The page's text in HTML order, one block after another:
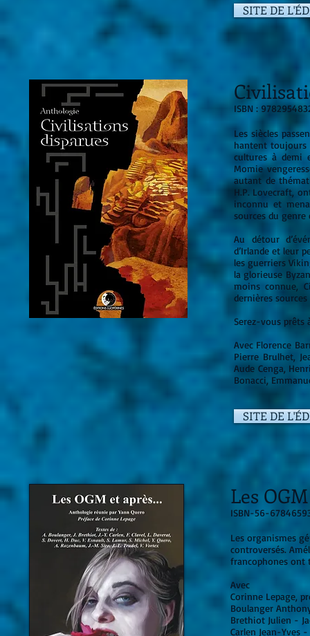
SITE DE
ISBN :
Les siècles
hantent toujours
cultures à demi
Momie
autant de
H.P. Lovecraft,
inconnu et
sources du
Au détour
d’Irlande et leur
les guerriers
la glorieuse
moins connue,
dernières
Serez-vous prêts
Avec Florence
Pierre Brulhet,
Aude Cenga,
Bonacci,
SITE DE
Les
ISBN-56-
Les organismes
controversés.
francophones ont
Avec
Corinne Lepage,
Boulanger
Brethiot Julien -
Carlen Jean-Yves